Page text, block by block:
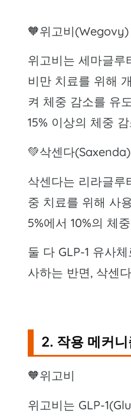
🧡위고비(Wegovy)
위고비는 세마글
비만 치료를 위해
켜 체중 감소를 유
15% 이상의 체중
💚삭센다(Saxenda)
삭센다는 리라글
중 치료를 위해 사
5%에서 10%의 체
둘 다 GLP-1 유사
사하는 반면, 삭센
2. 작용 메커
🧡위고비
위고비는 GLP-